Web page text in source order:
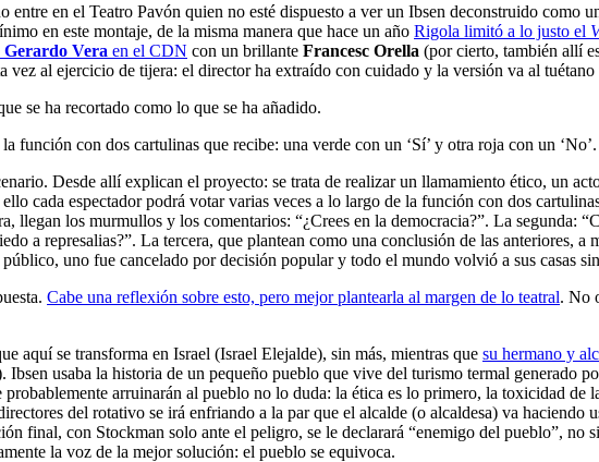
en el Teatro Pavón quien no esté dispuesto a ver un Ibsen deconstruido como
en este montaje, de la misma manera que hace un año Rigola limitó a lo justo el
Gerardo Vera en el CDN con un brillante Francesc Orella (por cierto, también allí
vez al ejercicio de tijera: el director ha extraído con cuidado y la versión va al
se ha recortado como lo que se ha añadido.
función con dos cartulinas que recibe: una verde con un ‘Sí’ y otra roja con un
Desde allí explican el proyecto: se trata de realizar un llamamiento ético, un
cada espectador podrá votar varias veces a lo largo de la función con dos
llegan los murmullos y los comentarios: “¿Crees en la democracia?”. La segunda:
a represalias?”. La tercera, que plantean como una conclusión de las anteriores, a
uno fue cancelado por decisión popular y todo el mundo volvió a sus casas
Cabe una reflexión sobre esto, pero mejor plantearla al margen de lo teatral. No
aquí se transforma en Israel (Israel Elejalde), sin más, mientras que su hermano y
usaba la historia de un pequeño pueblo que vive del turismo termal generado
probablemente arruinarán al pueblo no lo duda: la ética es lo primero, la toxicidad de
del rotativo se irá enfriando a la par que el alcalde (o alcaldesa) va
final, con Stockman solo ante el peligro, se le declarará “enemigo del pueblo”, no
la voz de la mejor solución: el pueblo se equivoca.